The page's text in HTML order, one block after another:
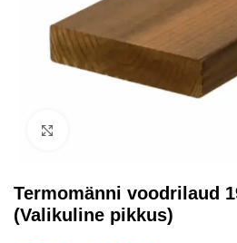
Termomänni voodrilaud
(Valikuline pikkus)